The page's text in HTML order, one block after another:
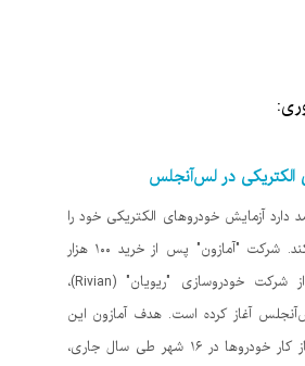
الکتریکی در لس‌آنجلس
آزمایش خودروهای الکتریکی خود را
در لس‌آنجلس آغاز کند. شرکت "آمازون" پس از خرید ۱۰۰ هزار
خودروی الکتریکی از شرکت خودروسازی "ریویان" (Rivian)،
آغاز کرده است. هدف آمازون این
است که پیش از آغاز کار خودروها در ۱۶ شهر طی سال جاری،